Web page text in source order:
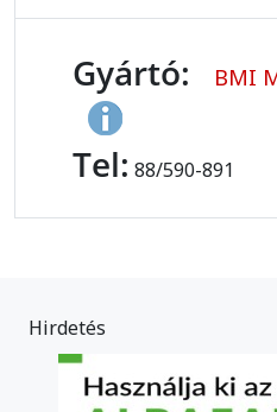
Gyártó: BMI
Tel: 88/590-891
Hirdetés